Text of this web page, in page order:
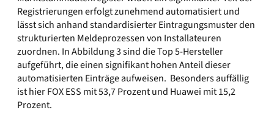
Registrierungen erfolgt zunehmend automatisiert und
lässt sich anhand standardisierter Eintragungsmuster den
strukturierten Meldeprozessen von Installateuren
zuordnen. In Abbildung 3 sind die Top 5-Hersteller
aufgeführt, die einen signifikant hohen Anteil dieser
automatisierten Einträge aufweisen. Besonders auffällig
ist hier FOX ESS mit 53,7 Prozent und Huawei mit 15,2
Prozent.